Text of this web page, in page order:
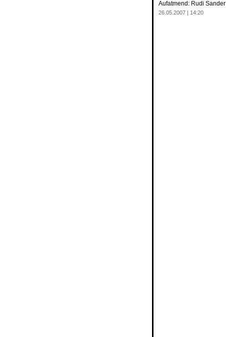
Aufatmend: Rudi Sander
26.05.2007 | 14:20